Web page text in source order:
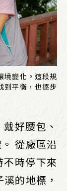
境變化。這段規
到平衡，也逐步
好腰包、
從廠區沿
時停下來
的地標，